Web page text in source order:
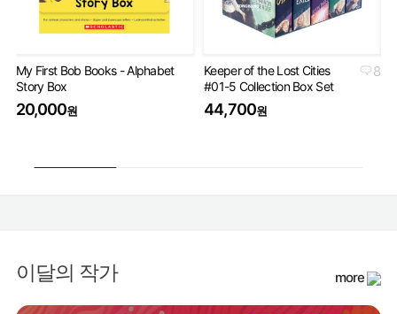
My First Bob Books - Alphabet
Story Box
20,000원
8
Keeper of the Lost Cities
#01-5 Collection Box Set
44,700원
이달의 작가 more